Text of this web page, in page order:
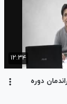
۱۲:۳۴
دوره